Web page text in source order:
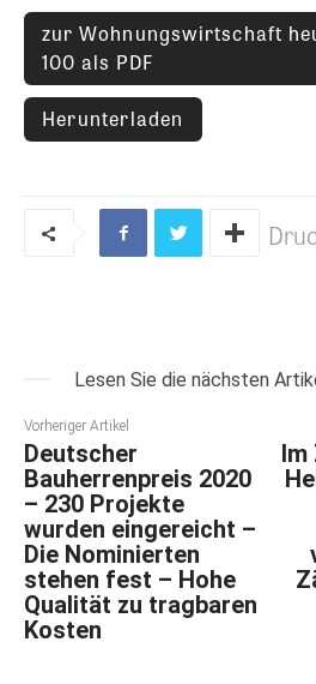
zur Wohnungswirtschaft
100 als PDF
Herunterladen
Lesen Sie die nächsten
Vorheriger Artikel
Deutscher
Bauherrenpreis 2020
– 230 Projekte
wurden eingereicht –
Die Nominierten
stehen fest – Hohe
Qualität zu tragbaren
Kosten